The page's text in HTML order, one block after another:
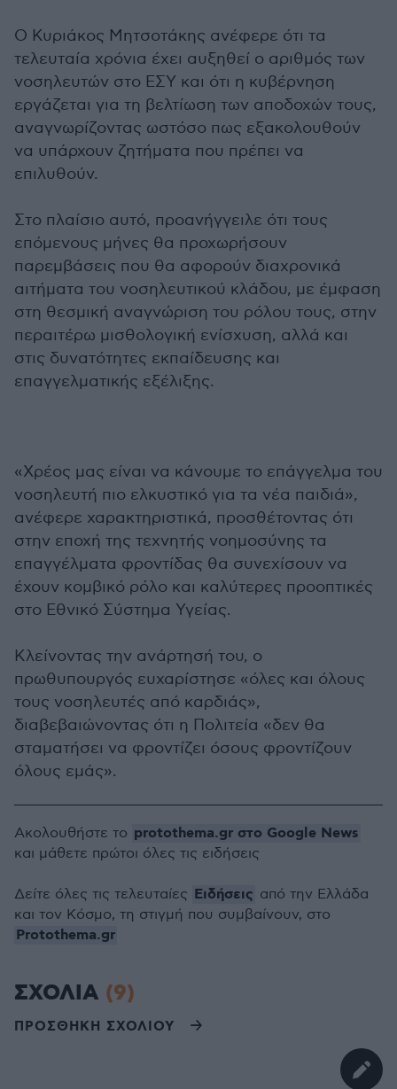
Ο Κυριάκος Μητσοτάκης ανέφερε ότι τα
τελευταία χρόνια έχει αυξηθεί ο αριθμός των
νοσηλευτών στο ΕΣΥ και ότι η κυβέρνηση
εργάζεται για τη βελτίωση των αποδοχών τους,
αναγνωρίζοντας ωστόσο πως εξακολουθούν
να υπάρχουν ζητήματα που πρέπει να
επιλυθούν.
Στο πλαίσιο αυτό, προανήγγειλε ότι τους
επόμενους μήνες θα προχωρήσουν
παρεμβάσεις που θα αφορούν διαχρονικά
αιτήματα του νοσηλευτικού κλάδου, με έμφαση
στη θεσμική αναγνώριση του ρόλου τους, στην
περαιτέρω μισθολογική ενίσχυση, αλλά και
στις δυνατότητες εκπαίδευσης και
επαγγελματικής εξέλιξης.
«Χρέος μας είναι να κάνουμε το επάγγελμα του
νοσηλευτή πιο ελκυστικό για τα νέα παιδιά»,
ανέφερε χαρακτηριστικά, προσθέτοντας ότι
στην εποχή της τεχνητής νοημοσύνης τα
επαγγέλματα φροντίδας θα συνεχίσουν να
έχουν κομβικό ρόλο και καλύτερες προοπτικές
στο Εθνικό Σύστημα Υγείας.
Κλείνοντας την ανάρτησή του, ο
πρωθυπουργός ευχαρίστησε «όλες και όλους
τους νοσηλευτές από καρδιάς»,
διαβεβαιώνοντας ότι η Πολιτεία «δεν θα
σταματήσει να φροντίζει όσους φροντίζουν
όλους εμάς».
Ακολουθήστε το protothema.gr στο Google News
και μάθετε πρώτοι όλες τις ειδήσεις
Δείτε όλες τις τελευταίες Ειδήσεις από την Ελλάδα
και τον Κόσμο, τη στιγμή που συμβαίνουν, στο
Protothema.gr
ΣΧΟΛΙΑ (9)
ΠΡΟΣΘΗΚΗ ΣΧΟΛΙΟΥ